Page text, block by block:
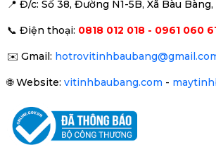
📍 Đ/c: Số 38, Đường N1-5B, Xã Bàu
📞 Điện thoại: 0818 012 018 - 0961 060
✉️ Gmail:
🌐Website: vitinhbaubang.com -